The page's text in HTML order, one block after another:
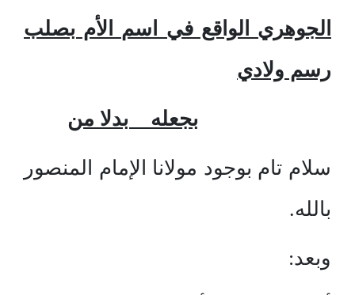
الجوهري الواقع في اسم الأم بصلب
رسم ولادي
بجعله بدلا من
سلام تام بوجود مولانا الإمام المنصور
بالله.
وبعد: